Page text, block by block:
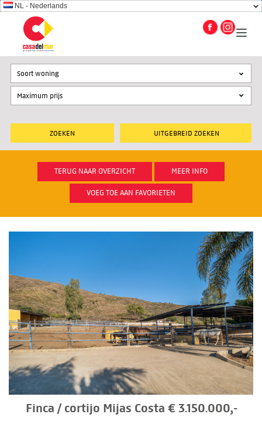
NL - Nederlands
UITGEBREID ZOEKEN
Soort woning
TERUG NAAR OVERZICHT MEER INFO
VOEG TOE AAN FAVORIETEN
Finca / cortijo Mijas Costa € 3.150.000,-